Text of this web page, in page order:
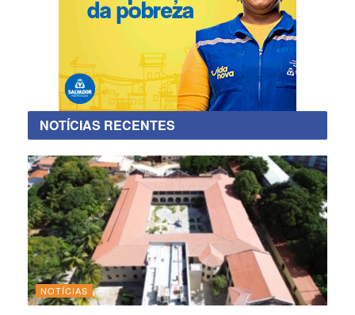
NOTÍCIAS RECENTES
NOTÍCIAS